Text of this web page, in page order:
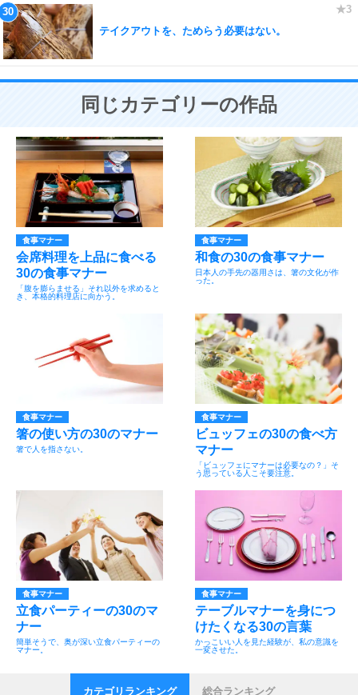
テイクアウトを、ためらう必要はない。
同じカテゴリーの作品
食事マナー
会席料理を上品に食べる
30の食事マナー
「腹を膨らませる」それ以外を求めると
き、本格的料理店に向かう。
食事マナー
和食の30の食事マナー
日本人の手先の器用さは、箸の文化が作
った。
食事マナー
箸の使い方の30のマナー
箸で人を指さない。
食事マナー
ビュッフェの30の食べ方
マナー
「ビュッフェにマナーは必要なの？」そ
う思っている人こそ要注意。
食事マナー
立食パーティーの30のマ
ナー
簡単そうで、奥が深い立食パーティーの
マナー。
食事マナー
テーブルマナーを身につ
けたくなる30の言葉
かっこいい人を見た経験が、私の意識を
一変させた。
カテゴリランキング 総合ランキング